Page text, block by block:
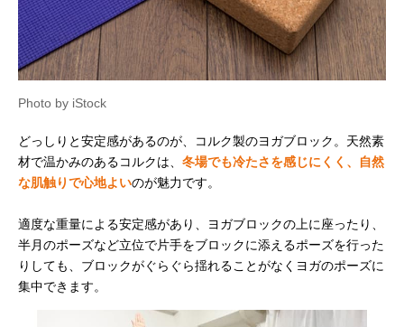
Photo by iStock
どっしりと安定感があるのが、コルク製のヨガブロック。天然素
材で温かみのあるコルクは、 冬場でも冷たさを感じにくく、自然
な肌触りで心地よいのが魅力です。
適度な重量による安定感があり、ヨガブロックの上に座ったり、
半月のポーズなど立位で片手をブロックに添えるポーズを行った
りしても、ブロックがぐらぐら揺れることがなくヨガのポーズに
集中できます。